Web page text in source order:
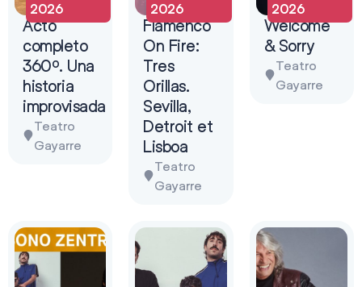
2026
Acto
completo
360º. Una
historia
improvisada
Teatro
Gayarre
2026
Flamenco
On Fire:
Tres
Orillas.
Sevilla,
Detroit et
Lisboa
Teatro
Gayarre
2026
Welcome
& Sorry
Teatro
Gayarre